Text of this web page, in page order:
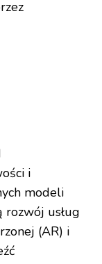
i
modeli
rozwój usług
(AR) i